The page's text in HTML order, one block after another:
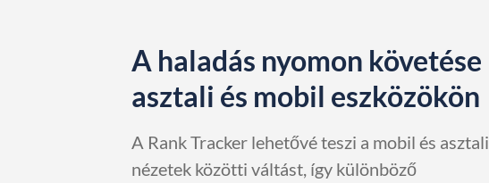
A haladás nyomon követése
asztali és mobil eszközökön
A Rank Tracker lehetővé teszi a mobil és asztali
nézetek közötti váltást, így különböző